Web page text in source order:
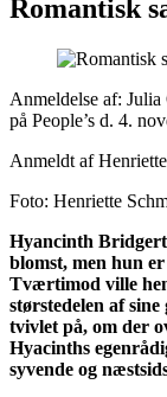
Romantisk
Anmeldelse af: Julia
på People’s d. 4.
Anmeldt af
Foto: Henriette
Hyancinth
blomst, men hun
Tværtimod ville
størstedelen af
tvivlet på, om der
Hyacinths
syvende og